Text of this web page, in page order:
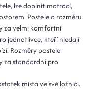
lze doplnit matrací,
Postele o rozměru
za velmi komfortní
jednotlivce, kteří hledají
Rozměry postele
za standardní pro
místa ve své ložnici.